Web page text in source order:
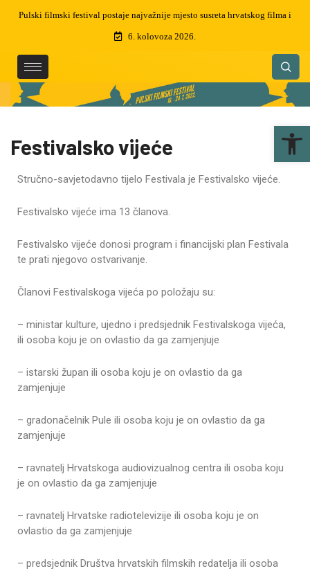
susreta hrvatskog filma i
Preminuo je Martin Semenčić, filmski montažer i
6. kolovoza 2026.
Festivalsko vijeće
Stručno-savjetodavno tijelo Festivala je Festivalsko vijeće.
Festivalsko vijeće ima 13 članova.
Festivalsko vijeće donosi program i financijski plan Festivala
te prati njegovo ostvarivanje.
Članovi Festivalskoga vijeća po položaju su:
– ministar kulture, ujedno i predsjednik Festivalskoga vijeća,
ili osoba koju je on ovlastio da ga zamjenjuje
– istarski župan ili osoba koju je on ovlastio da ga
zamjenjuje
– gradonačelnik Pule ili osoba koju je on ovlastio da ga
zamjenjuje
– ravnatelj Hrvatskoga audiovizualnog centra ili osoba koju
je on ovlastio da ga zamjenjuje
– ravnatelj Hrvatske radiotelevizije ili osoba koju je on
ovlastio da ga zamjenjuje
– predsjednik Društva hrvatskih filmskih redatelja ili osoba